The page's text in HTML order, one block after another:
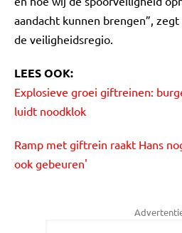
aandacht kunnen brengen”,
de veiligheidsregio.
LEES OOK:
Explosieve groei giftreinen:
luidt noodklok
Ramp met giftrein raakt Hans
ook gebeuren'